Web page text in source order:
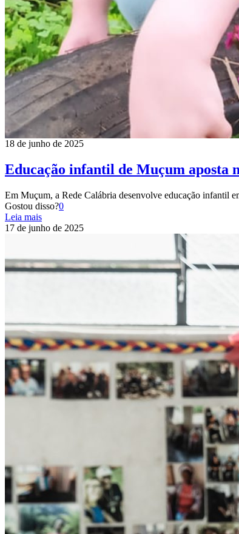
18 de junho de 2025
Educação infantil de Muçum aposta
Em Muçum, a Rede Calábria desenvolve educação infantil
Gostou disso?0
Leia mais
17 de junho de 2025